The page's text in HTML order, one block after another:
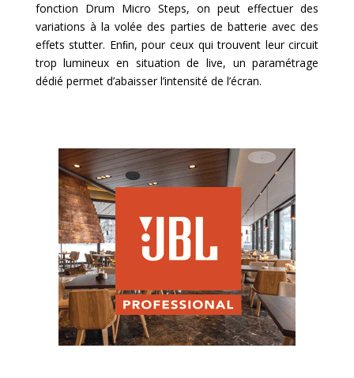
fonction Drum Micro Steps, on peut effectuer des
variations à la volée des parties de batterie avec des
effets stutter. Enﬁn, pour ceux qui trouvent leur circuit
trop lumineux en situation de live, un paramétrage
dédié permet d’abaisser l’intensité de l’écran.